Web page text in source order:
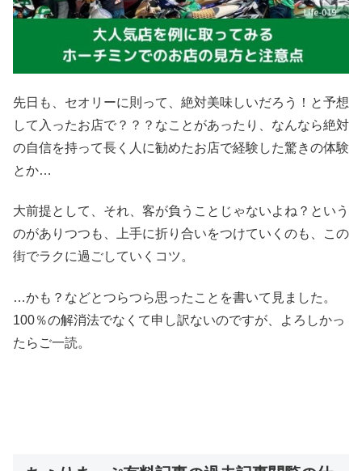
先日も、セオリーに則って、絶対美味しいだろう！と予想
して入ったお店で？？？なことがあったり、なんなら絶対
の自信を持って長く人に勧めたお店で経験した驚きの体験
とか…
大前提として、それ、客が負うことじゃないよね？という
のがありつつも、上手に折り合いをつけていくのも、この
街でラクに過ごしていくコツ。
…かも？などとつらつら思ったことを書いて見ました。
100％の解消法でなくて申し訳ないのですが、よろしかっ
たらご一読。